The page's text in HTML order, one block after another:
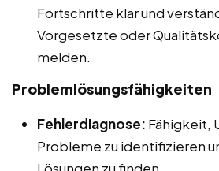
Fortschritte klar und
Vorgesetzte oder
melden.
Problemlösungsfähigkeiten
Fehlerdiagnose: Fähigkeit,
Probleme zu identifizieren